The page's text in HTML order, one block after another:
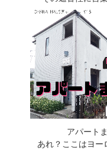
アパート
あれ？ここはヨー